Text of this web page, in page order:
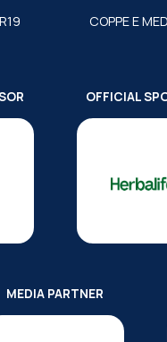
COPPE E
OFFICIAL
MEDIA PARTNER